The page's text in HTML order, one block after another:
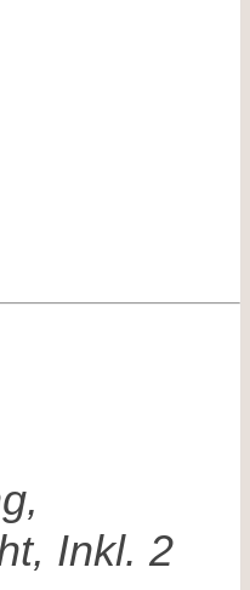
Inkl. 2